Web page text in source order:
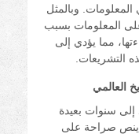
المعلومات. وبالمثل
المعلومات بسبب
مما يؤدي إلى
التشريعات.
العالمي
إلى سنوات بعيدة
ينص صراحة على